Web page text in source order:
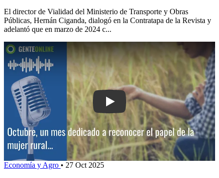
El director de Vialidad del Ministerio de Transporte y Obras
Públicas, Hernán Ciganda, dialogó en la Contratapa de la Revista y
adelantó que en marzo de 2024 c...
Play: Octubre, un mes dedicado a
Economía y Agro • 27 Oct 2025